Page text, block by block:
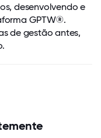
desenvolvendo e
GPTW®.
de gestão antes,